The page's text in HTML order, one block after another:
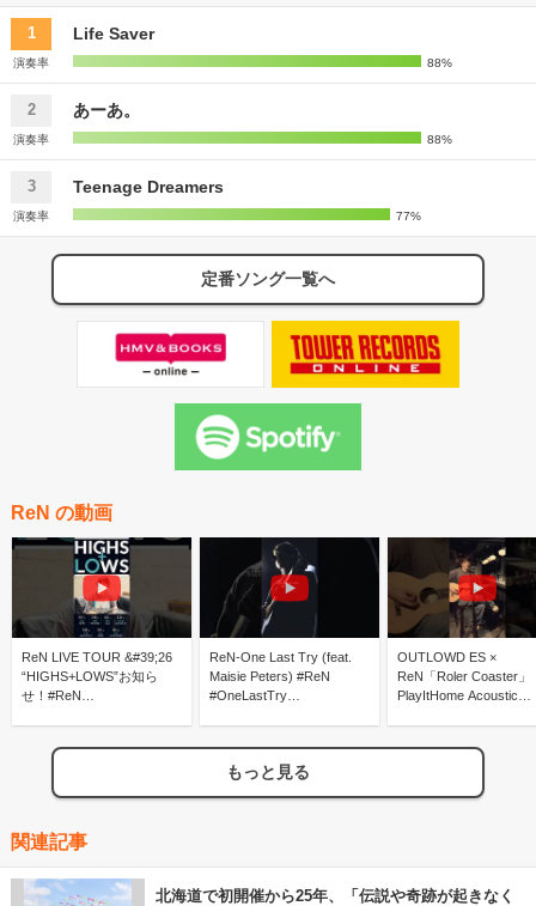
1 Life Saver
演奏率 88%
2 あーあ。
演奏率 88%
3 Teenage Dreamers
演奏率 77%
定番ソング一覧へ
ReN の動画
ReN LIVE TOUR &#39;26
“HIGHS+LOWS”お知ら
せ！#ReN
ReN-One Last Try (feat.
Maisie Peters) #ReN
#OneLastTry
OUTLOWD ES ×
ReN「Roler Coaster」
PlayItHome Acoustic
もっと見る
関連記事
北海道で初開催から25年、「伝説や奇跡が起きなく